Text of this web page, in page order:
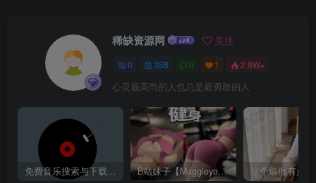
稀缺资源网 关注
0 358 0 1 2.9W+
心灵最高尚的人也总是最勇敢的人
免费音乐搜索与下载平台——歌曲海，轻松找到你喜欢的歌！ B站妹子【Maggieyoo】付费充电视频合集